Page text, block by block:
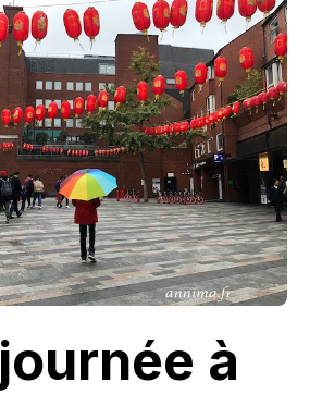
DE
CAMDEN
AU
QUARTIER
CHINOIS
EN
PASSANT
PAR
BRITISH
MUSEUM
journée à